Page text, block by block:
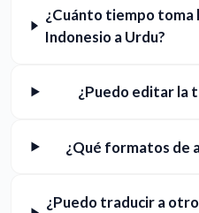
¿Cuánto tiempo toma
Indonesio a Urdu?
¿Puedo editar la
¿Qué formatos de
¿Puedo traducir a